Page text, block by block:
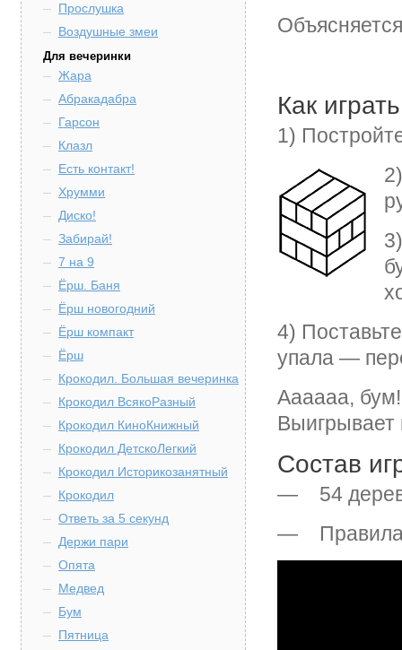
Прослушка
Воздушные змеи
Для вечеринки
Жара
Абракадабра
Гарсон
Клазл
Есть контакт!
Хрумми
Диско!
Забирай!
7 на 9
Ёрш. Баня
Ёрш новогодний
Ёрш компакт
Ёрш
Крокодил. Большая вечеринка
Крокодил ВсякоРазный
Крокодил КиноКнижный
Крокодил ДетскоЛегкий
Крокодил Историкозанятный
Крокодил
Ответь за 5 секунд
Держи пари
Опята
Медвед
Бум
Пятница
Как
1)
4)
упала —
Аааааа,
Выигрывает
Состав
— 54
—